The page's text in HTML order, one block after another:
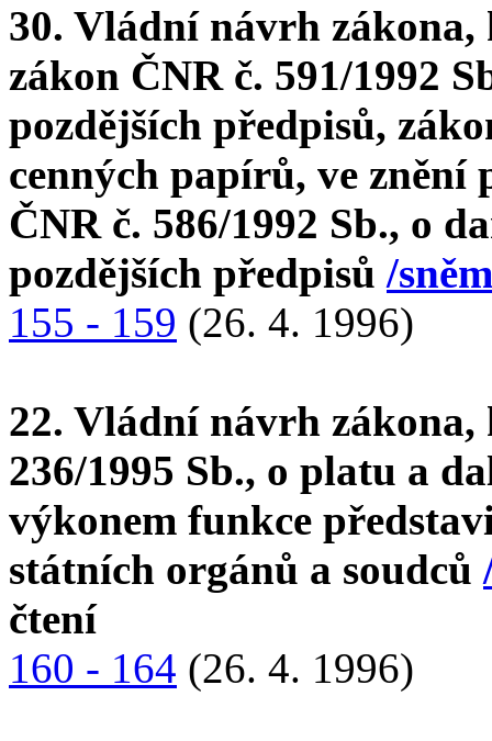
30. Vládní návrh
zákon ČNR č. 591/1992
pozdějších předpisů,
cenných papírů, ve znění
ČNR č. 586/1992 Sb., o
pozdějších předpisů /
155 - 159 (26. 4. 1996)
22. Vládní návrh zákona,
236/1995 Sb., o platu a
výkonem funkce
státních orgánů a soudců
čtení
160 - 164 (26. 4. 1996)